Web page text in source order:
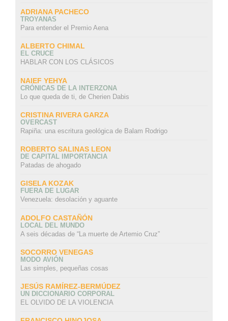
ADRIANA PACHECO
TROYANAS
Para entender el Premio Aena
ALBERTO CHIMAL
EL CRUCE
HABLAR CON LOS CLÁSICOS
NAIEF YEHYA
CRÓNICAS DE LA INTERZONA
Lo que queda de ti, de Cherien Dabis
CRISTINA RIVERA GARZA
OVERCAST
Rapiña: una escritura geológica de Balam Rodrigo
ROBERTO SALINAS LEON
DE CAPITAL IMPORTANCIA
Patadas de ahogado
GISELA KOZAK
FUERA DE LUGAR
Venezuela: desolación y aguante
ADOLFO CASTAÑÓN
LOCAL DEL MUNDO
A seis décadas de “La muerte de Artemio Cruz”
SOCORRO VENEGAS
MODO AVIÓN
Las simples, pequeñas cosas
JESÚS RAMÍREZ-BERMÚDEZ
UN DICCIONARIO CORPORAL
EL OLVIDO DE LA VIOLENCIA